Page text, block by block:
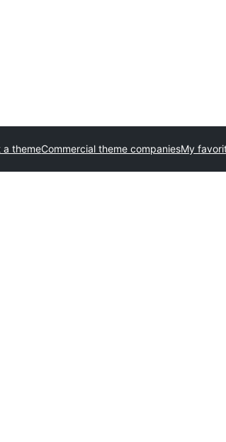
a themeCommercial theme companiesMy